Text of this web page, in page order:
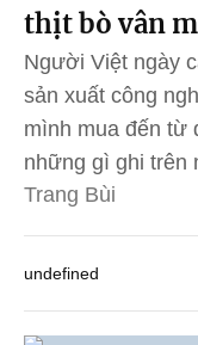
thịt bò vân
Người Việt ngày
sản xuất công
mình mua đến từ
những gì ghi trên
Trang Bùi
undefined